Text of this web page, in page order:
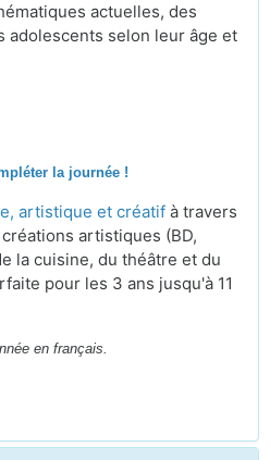
actuelles, des
adolescents selon leur âge et
la journée !
artistique et créatif à travers
artistiques (BD,
la cuisine, du théâtre et du
pour les 3 ans jusqu'à 11
en français.